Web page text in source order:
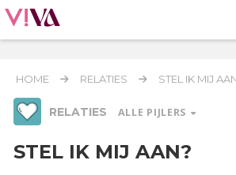
HOME RELATIES STEL IK MIJ
RELATIES ALLE PIJLERS
STEL IK MIJ AAN?